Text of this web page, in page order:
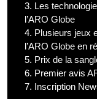
3. Les
l’ARO Globe
4. Plusieurs jeux
l’ARO Globe en
5. Prix de la
6. Premier avis
7. Inscription